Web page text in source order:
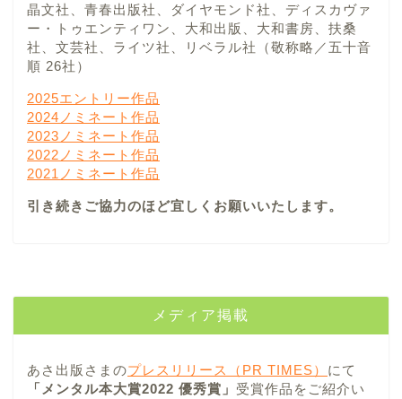
晶文社、青春出版社、ダイヤモンド社、ディスカヴァ
ー・トゥエンティワン、大和出版、大和書房、扶桑
社、文芸社、ライツ社、リベラル社（敬称略／五十音
順 26社）
2025エントリー作品
2024ノミネート作品
2023ノミネート作品
2022ノミネート作品
2021ノミネート作品
引き続きご協力のほど宜しくお願いいたします。
メディア掲載
あさ出版さまのプレスリリース（PR TIMES） にて
「メンタル本大賞2022 優秀賞」 受賞作品をご紹介い